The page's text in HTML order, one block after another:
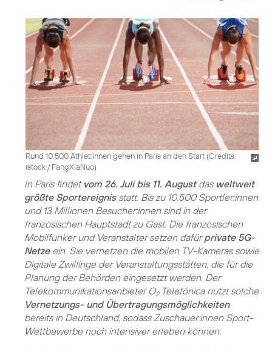
Rund 10.500 Athlet:innen gehen in Paris an den Start (Credits:
istock / FangXiaNuo)
In Paris findet vom 26. Juli bis 11. Augustdas weltweit
größte Sportereignisstatt. Bis zu 10.500 Sportler:innen
und 13 Millionen Besucher:innen sind in der
französischen Hauptstadt zu Gast. Die französischen
Mobilfunker und Veranstalter setzen dafürprivate 5G-
Netzeein. Sie vernetzen die mobilen TV-Kameras sowie
Digitale Zwillinge der Veranstaltungsstätten, die für die
Planung der Behörden eingesetzt werden. Der
Telekommunikationsanbieter O2Telefónica nutzt solche
Vernetzungs- und Übertragungsmöglichkeiten
bereits in Deutschland, sodass Zuschauer:innen Sport-
Wettbewerbe noch intensiver erleben können.